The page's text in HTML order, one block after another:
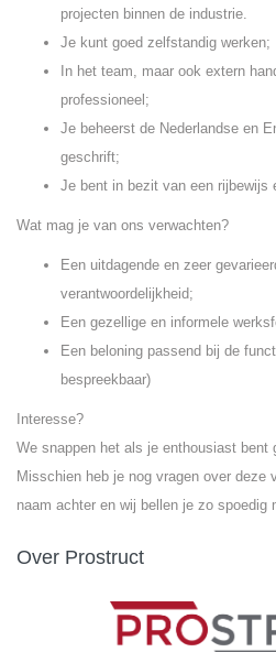
projecten binnen de industrie.
Je kunt goed zelfstandig werken;
In het team, maar ook extern
professioneel;
Je beheerst de Nederlandse en
geschrift;
Je bent in bezit van een rijbewijs
Wat mag je van ons verwachten?
Een uitdagende en zeer
verantwoordelijkheid;
Een gezellige en informele
Een beloning passend bij de
bespreekbaar)
Interesse?
We snappen het als je enthousiast bent
Misschien heb je nog vragen over deze
naam achter en wij bellen je zo spoedig
Over Prostruct